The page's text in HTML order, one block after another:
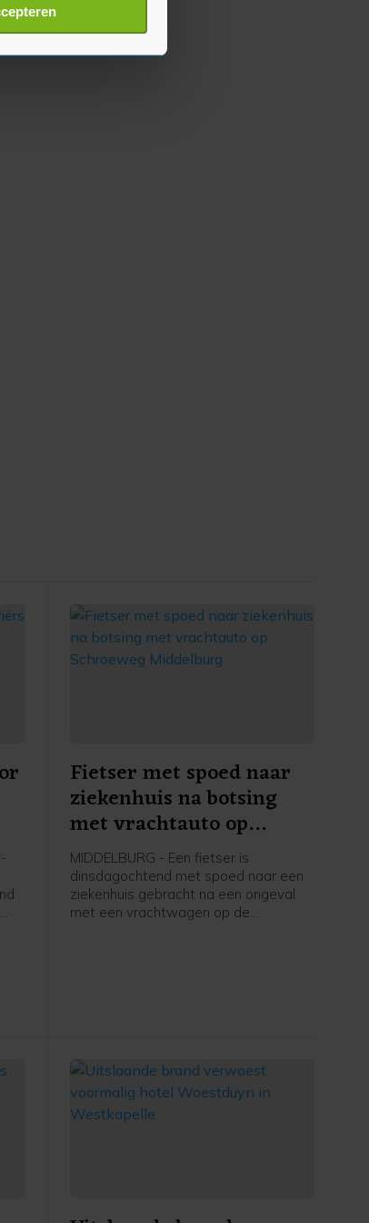
kun je
Fietser met spoed naar
ziekenhuis na botsing
met vrachtauto op
Schroeweg Middelburg
MIDDELBURG - Een fietser is
dinsdagochtend met spoed naar een
ziekenhuis gebracht na een ongeval
met een vrachtwagen op de